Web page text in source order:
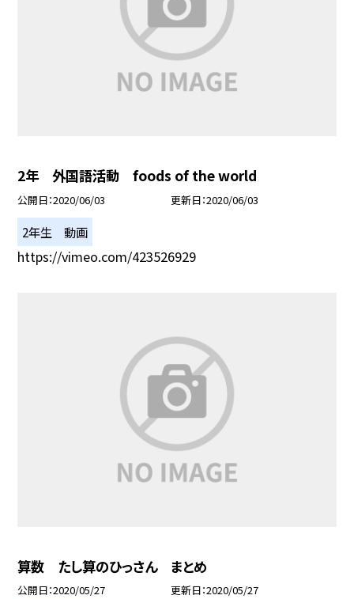
2年 外国語活動 foods of the world
公開日 2020/06/03 更新日 2020/06/03
2年生 動画
https://vimeo.com/423526929
算数 たし算のひっさん まとめ
公開日 2020/05/27 更新日 2020/05/27